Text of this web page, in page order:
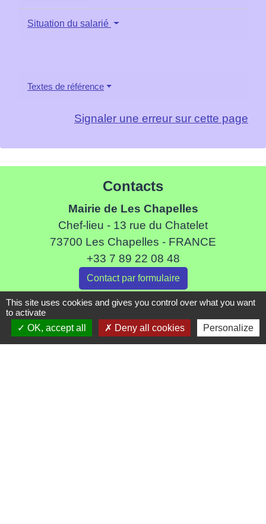
Situation du salarié
Textes de référence
Signaler une erreur sur cette page
Contacts
Mairie de Les Chapelles
Chef-lieu - 13 rue du Chatelet
73700 Les Chapelles - FRANCE
+33 7 89 22 08 48
Contact par formulaire
Liens
Communauté de Commune de Haute Tarentaise
This site uses cookies and gives you control over what you want
to activate
OK, accept all
Deny all cookies Personalize